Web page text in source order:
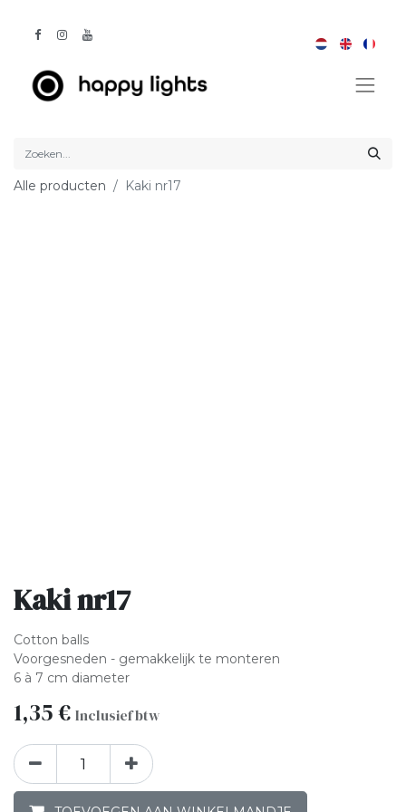
Alle producten Kaki nr17
Kaki nr17
Cotton balls
Voorgesneden - gemakkelijk te monteren
6 à 7 cm diameter
1,35€ Inclusief btw